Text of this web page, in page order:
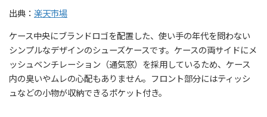
出典： 楽天市場
ケース中央にブランドロゴを配置した、使い手の年代を問わない
シンプルなデザインのシューズケースです。ケースの両サイドにメ
ッシュベンチレーション（通気窓）を採用しているため、ケース
内の臭いやムレの心配もありません。フロント部分にはティッシ
ュなどの小物が収納できるポケット付き。